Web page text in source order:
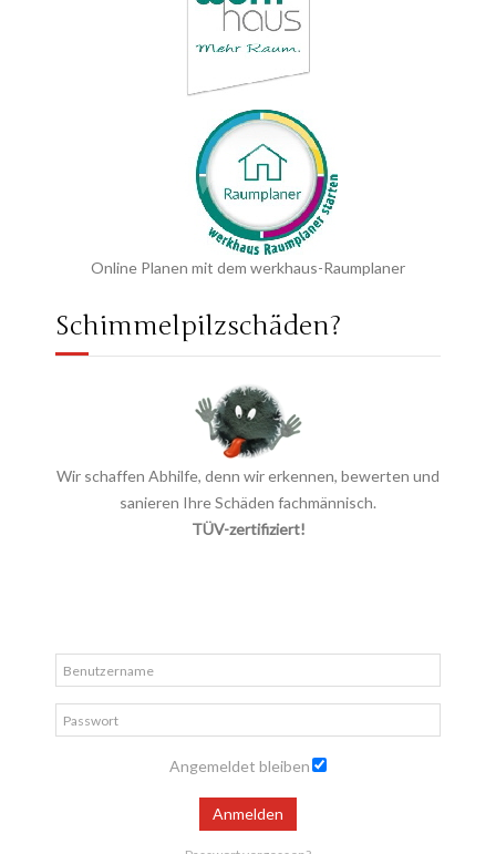
Online Planen mit dem werkhaus-Raumplaner
Schimmelpilzschäden?
Wir schaffen Abhilfe, denn wir erkennen, bewerten und
sanieren Ihre Schäden fachmännisch.
TÜV-zertifiziert!
Angemeldet bleiben
Anmelden